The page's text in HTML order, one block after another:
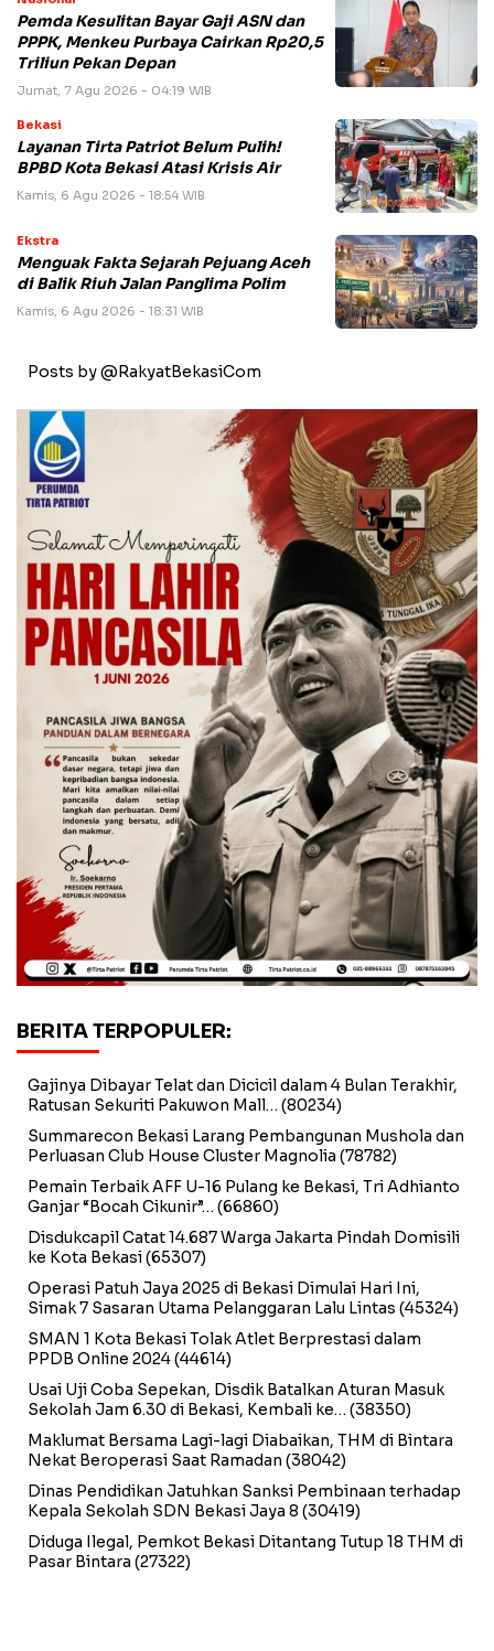
Pemda Kesulitan Bayar Gaji ASN dan
PPPK, Menkeu Purbaya Cairkan Rp20,5
Triliun Pekan Depan
Jumat, 7 Agu 2026 - 04:19 WIB
Bekasi
Layanan Tirta Patriot Belum Pulih!
BPBD Kota Bekasi Atasi Krisis Air
Kamis, 6 Agu 2026 - 18:54 WIB
Ekstra
Menguak Fakta Sejarah Pejuang Aceh
di Balik Riuh Jalan Panglima Polim
Kamis, 6 Agu 2026 - 18:31 WIB
Posts by @RakyatBekasiCom
BERITA TERPOPULER:
Gajinya Dibayar Telat dan Dicicil dalam 4 Bulan Terakhir,
Ratusan Sekuriti Pakuwon Mall… (80234)
Summarecon Bekasi Larang Pembangunan Mushola dan
Perluasan Club House Cluster Magnolia (78782)
Pemain Terbaik AFF U-16 Pulang ke Bekasi, Tri Adhianto
Ganjar “Bocah Cikunir”… (66860)
Disdukcapil Catat 14.687 Warga Jakarta Pindah Domisili
ke Kota Bekasi(65307)
Operasi Patuh Jaya 2025 di Bekasi Dimulai Hari Ini,
Simak 7 Sasaran Utama Pelanggaran Lalu Lintas (45324)
SMAN 1 Kota Bekasi Tolak Atlet Berprestasi dalam
PPDB Online 2024(44614)
Usai Uji Coba Sepekan, Disdik Batalkan Aturan Masuk
Sekolah Jam 6.30 di Bekasi, Kembali ke… (38350)
Maklumat Bersama Lagi-lagi Diabaikan, THM di Bintara
Nekat Beroperasi Saat Ramadan (38042)
Dinas Pendidikan Jatuhkan Sanksi Pembinaan terhadap
Kepala Sekolah SDN Bekasi Jaya 8 (30419)
Diduga Ilegal, Pemkot Bekasi Ditantang Tutup 18 THM di
Pasar Bintara (27322)